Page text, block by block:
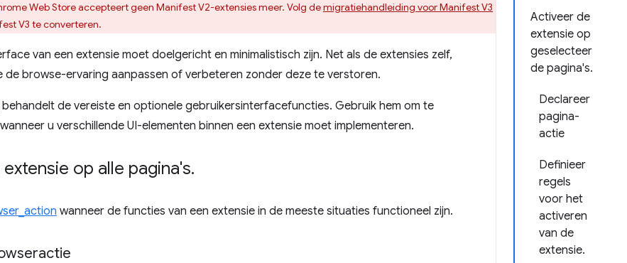
Activeer de
extensie op
geselecteer
de pagina's.
Declareer
pagina-
actie
Definieer
regels
voor het
activeren
van de
extensie.
Web Store accepteert geen Manifest V2-extensies meer. Volg demigratiehandleiding voor Manifest V3
V3 te converteren.
van een extensie moet doelgericht en minimalistisch zijn. Net als de extensies zelf,
de browse-ervaring aanpassen of verbeteren zonder deze te verstoren.
behandelt de vereiste en optionele gebruikersinterfacefuncties. Gebruik hem om te
u verschillende UI-elementen binnen een extensie moet implementeren.
op alle pagina's.
wanneer de functies van een extensie in de meeste situaties functioneel zijn.